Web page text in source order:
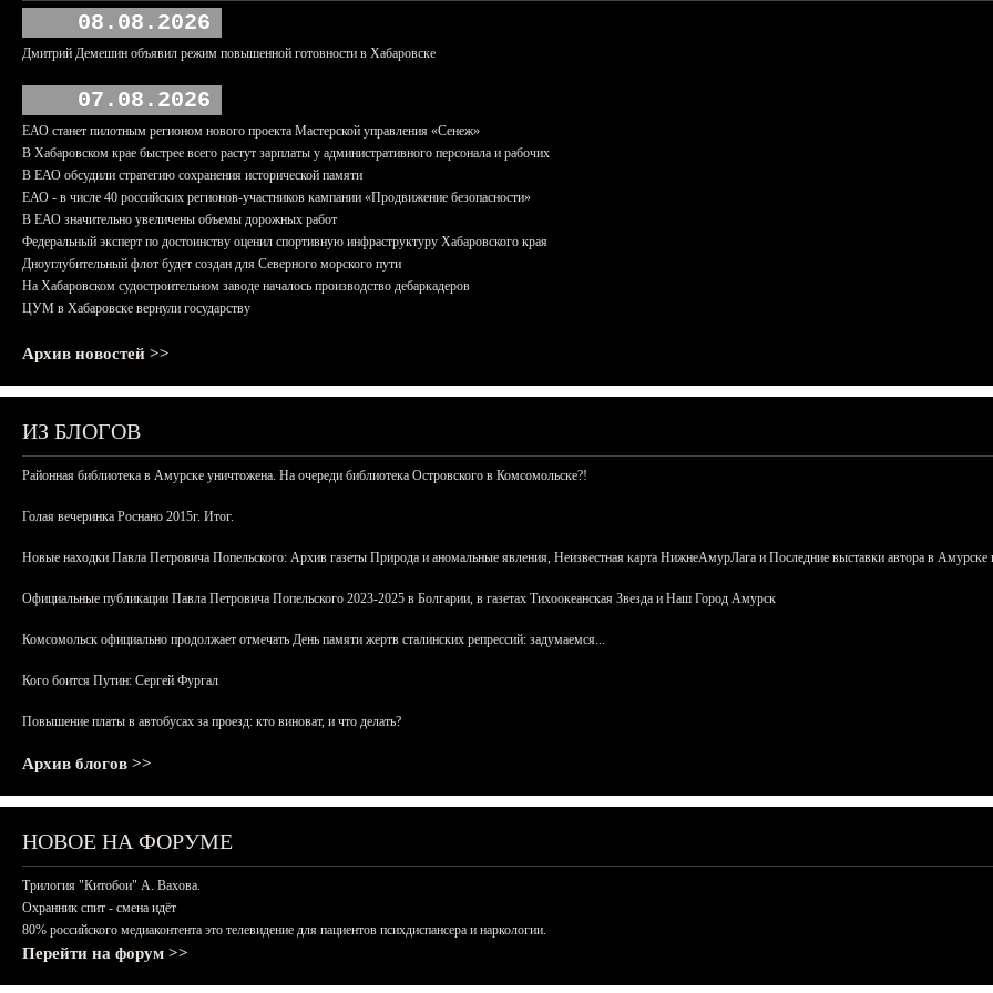
08.08.2026
Дмитрий Демешин объявил режим повышенной готовности в Хабаровске
07.08.2026
ЕАО станет пилотным регионом нового проекта Мастерской управления «Сенеж»
В Хабаровском крае быстрее всего растут зарплаты у административного персонала и рабочих
В ЕАО обсудили стратегию сохранения исторической памяти
ЕАО - в числе 40 российских регионов-участников кампании «Продвижение безопасности»
В ЕАО значительно увеличены объемы дорожных работ
Федеральный эксперт по достоинству оценил спортивную инфраструктуру Хабаровского края
Дноуглубительный флот будет создан для Северного морского пути
На Хабаровском судостроительном заводе началось производство дебаркадеров
ЦУМ в Хабаровске вернули государству
Архив новостей >>
ИЗ БЛОГОВ
Районная библиотека в Амурске уничтожена. На очереди библиотека Островского в Комсомольске?!
Голая вечеринка Роснано 2015г. Итог.
Новые находки Павла Петровича Попельского: Архив газеты Природа и аномальные явления, Неизвестная карта НижнеАмурЛага и Последние выставки автора в Амурске
Официальные публикации Павла Петровича Попельского 2023-2025 в Болгарии, в газетах Тихоокеанская Звезда и Наш Город Амурск
Комсомольск официально продолжает отмечать День памяти жертв сталинских репрессий: задумаемся...
Кого боится Путин: Сергей Фургал
Повышение платы в автобусах за проезд: кто виноват, и что делать?
Архив блогов >>
НОВОЕ НА ФОРУМЕ
Трилогия "Китобои" А. Вахова.
Охранник спит - смена идёт
80% российского медиаконтента это телевидение для пациентов психдиспансера и наркологии.
Перейти на форум >>